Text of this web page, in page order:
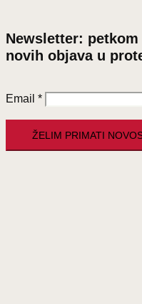
Newsletter:
novih objava u
Email *